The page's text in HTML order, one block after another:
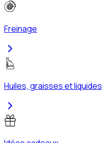
Freinage
Huiles, graisses et liquides